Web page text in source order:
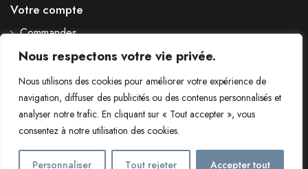
Nous respectons votre vie privée.
Nous utilisons des cookies pour améliorer votre expérience de
navigation, diffuser des publicités ou des contenus personnalisés et
analyser notre trafic. En cliquant sur « Tout accepter », vous
consentez à notre utilisation des cookies.
Personnaliser Tout rejeter Accepter tout
Votre compte
Commandes
Détails du compte
Mot de passe perdu
Livraison et frais de port
Conditions générales de vente